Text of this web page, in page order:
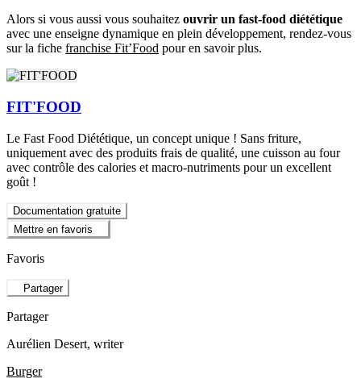
Alors si vous aussi vous souhaitez ouvrir un fast-food diététique
avec une enseigne dynamique en plein développement, rendez-vous
sur la fiche franchise Fit’Food pour en savoir plus.
FIT'FOOD
Le Fast Food Diététique, un concept unique ! Sans friture,
uniquement avec des produits frais de qualité, une cuisson au four
avec contrôle des calories et macro-nutriments pour un excellent
goût !
Documentation gratuite
Mettre en favoris
Favoris
Partager
Partager
Aurélien Desert, writer
Burger